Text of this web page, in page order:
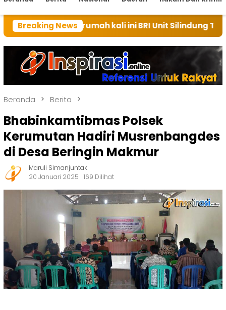
Breaking News
rumah kali ini BRI Unit Silindung Tarutung
Beranda Berita
Bhabinkamtibmas Polsek
Kerumutan Hadiri Musrenbangdes
di Desa Beringin Makmur
Maruli Simanjuntak
20 Januari 2025
169 Dilihat